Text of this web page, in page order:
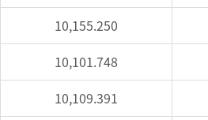
10,155.250
10,101.748
10,109.391